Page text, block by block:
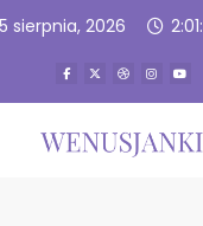
5 sierpnia, 2026